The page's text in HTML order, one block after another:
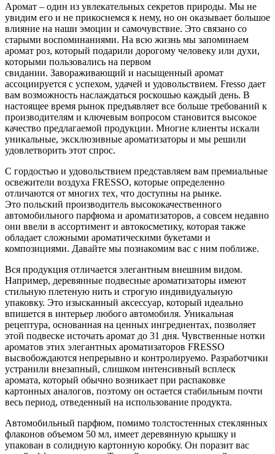
Аромат – один из увлекательных секретов природы. Мы не
увидим его и не прикоснемся к нему, но он оказывает большое
влияние на наши эмоции и самочувствие. Это связано со
старыми воспоминаниями. На всю жизнь мы запоминаем
аромат роз, который подарили дорогому человеку или духи,
которыми пользовались на первом
свидании. Завораживающий и насыщенный аромат
ассоциируется с успехом, удачей и удовольствием. Fresso дает
вам возможность наслаждаться роскошью каждый день. В
настоящее время рынок предъявляет все больше требований к
производителям и ключевым вопросом становится высокое
качество предлагаемой продукции. Многие клиенты искали
уникальные, эксклюзивные ароматизаторы и мы решили
удовлетворить этот спрос.
С гордостью и удовольствием представляем вам премиальные
освежители воздуха FRESSO, которые определенно
отличаются от многих тех, что доступны на рынке.
Это польский производитель высококачественного
автомобильного парфюма и ароматизаторов, а совсем недавно
они ввели в ассортимент и автокосметику, которая также
обладает сложными ароматическими букетами и
композициями. Давайте мы познакомим вас с ним поближе.
Вся продукция отличается элегантным внешним видом.
Например, деревянные подвесные ароматизаторы имеют
стильную плетеную нить и строгую индивидуальную
упаковку. Это изысканный аксессуар, который идеально
впишется в интерьер любого автомобиля. Уникальная
рецептура, основанная на ценных ингредиентах, позволяет
этой подвеске источать аромат до 31 дня. Чувственные нотки
ароматов этих элегантных ароматизаторов FRESSO
высвобождаются непрерывно и контролируемо. Разработчики
устранили внезапный, слишком интенсивный всплеск
аромата, который обычно возникает при распаковке
картонных аналогов, поэтому он остается стабильным почти
весь период, отведенный на использование продукта.
Автомобильный парфюм, помимо толстостенных стеклянных
флаконов объемом 50 мл, имеет деревянную крышку и
упакован в солидную картонную коробку. Он поразит вас